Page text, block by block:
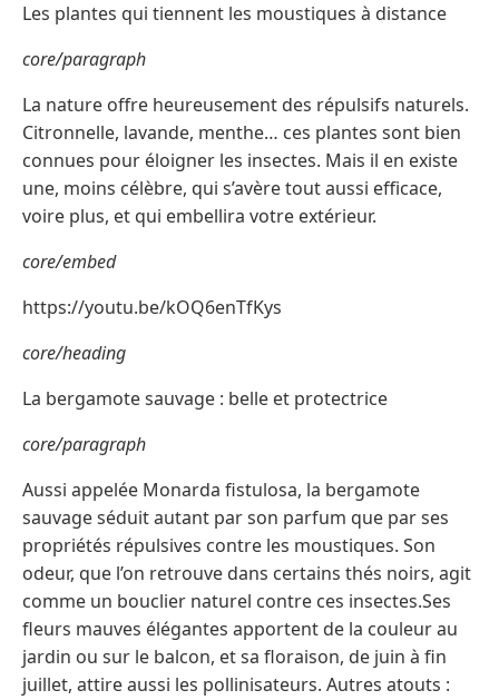
Les plantes qui tiennent les moustiques à distance
core/paragraph
La nature offre heureusement des répulsifs naturels.
Citronnelle, lavande, menthe… ces plantes sont bien
connues pour éloigner les insectes. Mais il en existe
une, moins célèbre, qui s’avère tout aussi efficace,
voire plus, et qui embellira votre extérieur.
core/embed
https://youtu.be/kOQ6enTfKys
core/heading
La bergamote sauvage : belle et protectrice
core/paragraph
Aussi appelée Monarda fistulosa, la bergamote
sauvage séduit autant par son parfum que par ses
propriétés répulsives contre les moustiques. Son
odeur, que l’on retrouve dans certains thés noirs, agit
comme un bouclier naturel contre ces insectes.Ses
fleurs mauves élégantes apportent de la couleur au
jardin ou sur le balcon, et sa floraison, de juin à fin
juillet, attire aussi les pollinisateurs. Autres atouts :